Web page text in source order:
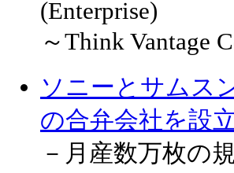
(Enterprise)
～Think Vantage
ソニーとサムス
の合弁会社を設
－月産数万枚の